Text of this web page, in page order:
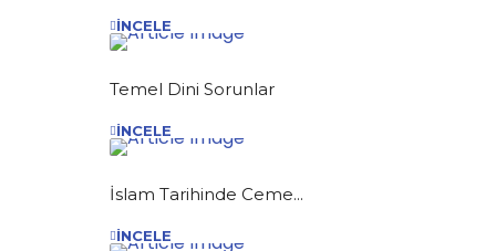
İNCELE
Temel Dini Sorunlar
İNCELE
İslam Tarihinde Ceme...
İNCELE